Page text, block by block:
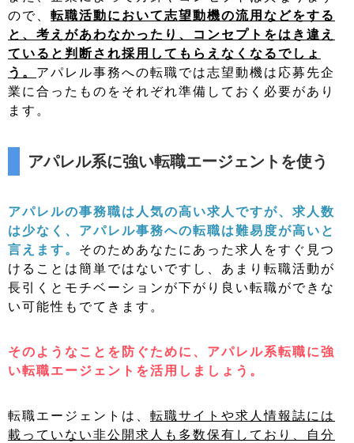
ので、 転職活動において志望動機の流用などをする
と、考えがあわなかったり、コンセプトをはき違え
ていると判断され採用してもらえなくなるでしょ
う。 アパレル事務への転職では志望動機は応募先企
業に合ったものをそれぞれ準備しておく必要があり
ます。
アパレル系に強い転職エージェントを使う
アパレルの事務職は人気の高い求人ですが、求人数
は少なく、アパレル事務への転職は難易度が高いと
言えます。 そのためあなた にあった求人をすぐ見つ
けることは簡単ではないですし、あまり転職活動が
長引くとモチベーションが下がり良い転職ができな
い可能性もでてきます。
そのようなことを防ぐために、アパレル系転職に強
い転職エージェントを活用しましょう。
転職エージェントは、 転職サイトや求人情報誌には
載っていない非公開求人も多数保有しており、自分